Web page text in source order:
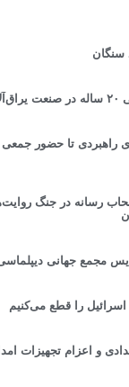
سنگان
راهبردی تا حضور
رسانه در جنگ
مجمع جهانی
اسرائیل را قطع می‌کنیم
و اعزام تجهیزات